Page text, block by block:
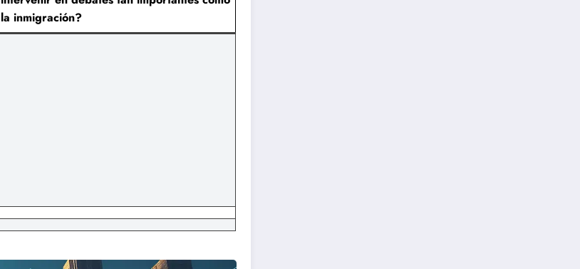
la inmigración?